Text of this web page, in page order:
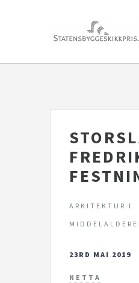
ARKITEKTUR I
23RD MAI 2019
NETTA